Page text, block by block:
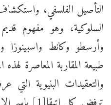
التأصيل الفلسفي، واستكشاف
السلوكية، وهو مفهوم
وأرسطو وكانط
طبيعة المقاربة المعاصرة لهذه
والتعقيدات البنيوية التي